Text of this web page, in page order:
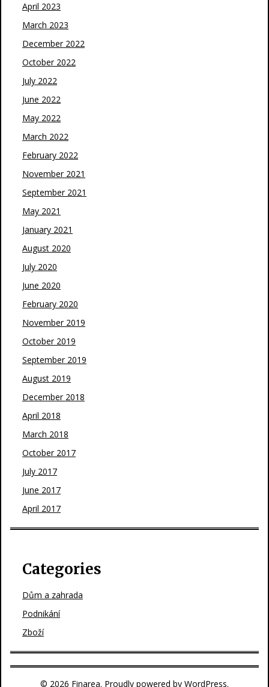
April 2023
March 2023
December 2022
October 2022
July 2022
June 2022
May 2022
March 2022
February 2022
November 2021
September 2021
May 2021
January 2021
August 2020
July 2020
June 2020
February 2020
November 2019
October 2019
September 2019
August 2019
December 2018
April 2018
March 2018
October 2017
July 2017
June 2017
April 2017
Categories
Dům a zahrada
Podnikání
Zboží
© 2026 Finarea. Proudly powered by WordPress.